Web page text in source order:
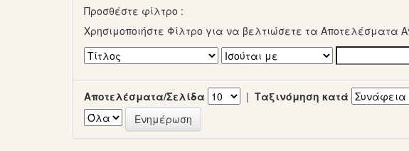
Προσθέστε φίλτρο :
Χρησιμοποιήστε Φίλτρο για να βελτιώσετε τα Αποτελέσματα
Αποτελέσματα/Σελίδα | Ταξινόμηση κατά